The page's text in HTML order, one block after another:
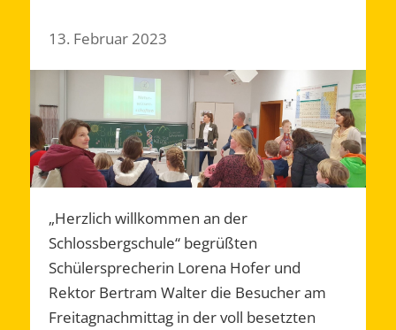
13. Februar 2023
„Herzlich willkommen an der
Schlossbergschule“ begrüßten
Schülersprecherin Lorena Hofer und
Rektor Bertram Walter die Besucher am
Freitagnachmittag in der voll besetzten